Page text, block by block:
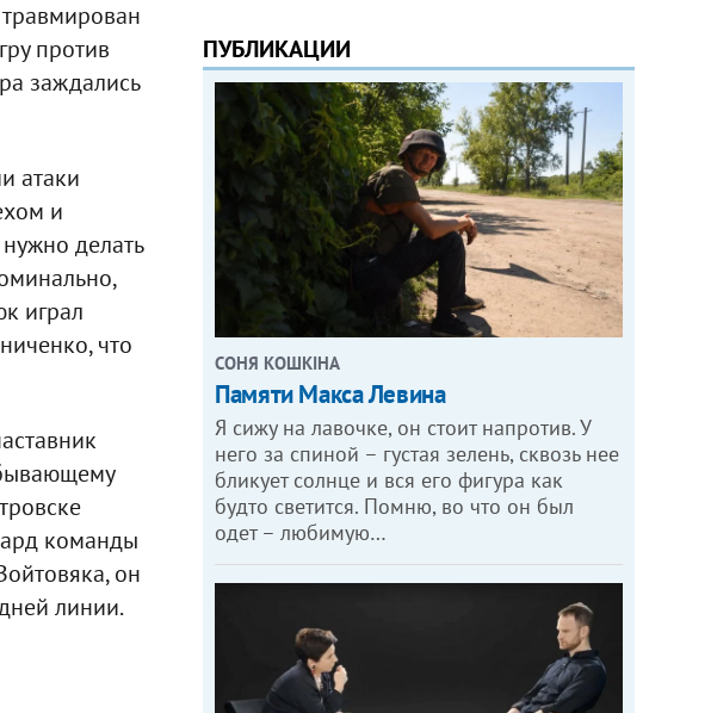
против
заждались
атаки
и
делать
играл
что
команды
он
линии.
ПУБЛИКАЦИИ
СОНЯ КОШКІНА
Памяти Макса Левина
Я сижу на лавочке, он стоит напротив. У
него за спиной – густая зелень, сквозь нее
бликует солнце и вся его фигура как
будто светится. Помню, во что он был
одет – любимую…